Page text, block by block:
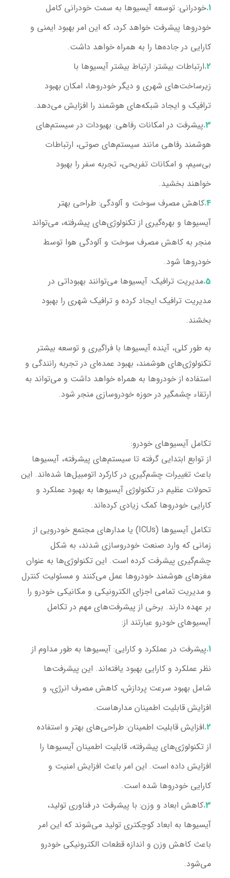
خودرانی: توسعه آیسیوها به سمت خودرانی کامل
خودروها پیشرفت خواهد کرد، که این امر بهبود ایمنی و
کارایی در جاده‌ها را به همراه خواهد داشت.
ارتباطات بیشتر: ارتباط بیشتر آیسیوها با
زیرساخت‌های شهری و دیگر خودروها، امکان بهبود
ترافیک و ایجاد شبکه‌های هوشمند را افزایش می‌دهد.
پیشرفت در امکانات رفاهی: بهبودات در سیستم‌های
هوشمند رفاهی مانند سیستم‌های صوتی، ارتباطات
بی‌سیم، و امکانات تفریحی، تجربه سفر را بهبود
خواهند بخشید.
کاهش مصرف سوخت و آلودگی: طراحی بهتر
آیسیوها و بهره‌گیری از تکنولوژی‌های پیشرفته، می‌تواند
منجر به کاهش مصرف سوخت و آلودگی هوا توسط
خودروها شود.
مدیریت ترافیک: آیسیوها می‌توانند بهبوداتی در
مدیریت ترافیک ایجاد کرده و ترافیک شهری را بهبود
بخشند.
به طور کلی، آینده آیسیوها با فراگیری و توسعه بیشتر
تکنولوژی‌های هوشمند، بهبود عمده‌ای در تجربه رانندگی و
استفاده از خودروها به همراه خواهد داشت و می‌تواند به
ارتقاء چشمگیر در حوزه خودروسازی منجر شود.
تکامل آیسیوهای خودرو:
از توابع ابتدایی گرفته تا سیستم‌های پیشرفته، آیسیوها
باعث تغییرات چشم‌گیری در کارکرد اتومبیل‌ها شده‌اند. این
تحولات عظیم در تکنولوژی آیسیوها به بهبود عملکرد و
کارایی خودروها کمک زیادی کرده‌اند.
تکامل آیسیوها (ICUs) یا مدارهای مجتمع خودرویی از
زمانی که وارد صنعت خودروسازی شدند، به شکل
چشم‌گیری پیشرفت کرده است. این تکنولوژی‌ها به عنوان
مغزهای هوشمند خودروها عمل می‌کنند و مسئولیت کنترل
و مدیریت تمامی اجزای الکترونیکی و مکانیکی خودرو را
بر عهده دارند. برخی از پیشرفت‌های مهم در تکامل
آیسیوهای خودرو عبارتند از:
پیشرفت در عملکرد و کارایی: آیسیوها به طور مداوم از
نظر عملکرد و کارایی بهبود یافته‌اند. این پیشرفت‌ها
شامل بهبود سرعت پردازش، کاهش مصرف انرژی، و
افزایش قابلیت اطمینان مدارهاست.
افزایش قابلیت اطمینان: طراحی‌های بهتر و استفاده
از تکنولوژی‌های پیشرفته، قابلیت اطمینان آیسیوها را
افزایش داده است. این امر باعث افزایش امنیت و
کارایی خودروها شده است.
کاهش ابعاد و وزن: با پیشرفت در فناوری تولید،
آیسیوها به ابعاد کوچکتری تولید می‌شوند که این امر
باعث کاهش وزن و اندازه قطعات الکترونیکی خودرو
می‌شود.